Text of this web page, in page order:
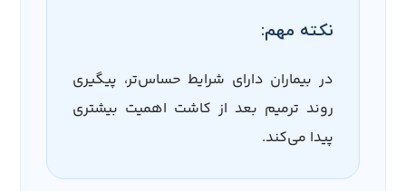
نکته مهم:
در بیماران دارای شرایط حساس‌تر، پیگیری
روند ترمیم بعد از کاشت اهمیت بیشتری
پیدا می‌کند.